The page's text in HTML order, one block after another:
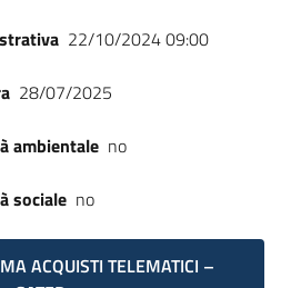
22/10/2024 09:00
28/07/2025
ambientale no
sociale no
ACQUISTI TELEMATICI –